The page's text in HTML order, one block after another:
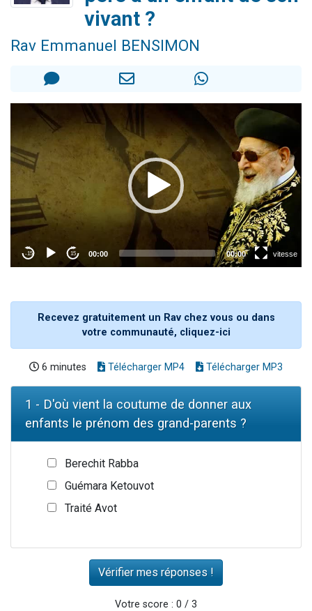
Odaya vient de donner son Maasser
vivant ?
Rav Emmanuel BENSIMON
Recevez gratuitement un Rav chez vous ou dans
votre communauté, cliquez-ici
6 minutes Télécharger MP4 Télécharger MP3
1 - D'où vient la coutume de donner aux
enfants le prénom des grand-parents ?
Berechit Rabba
Guémara Ketouvot
Traité Avot
Votre score : 0 / 3